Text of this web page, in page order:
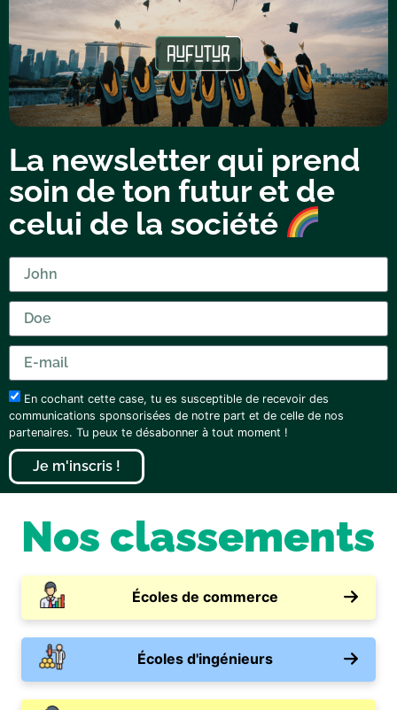
La newsletter qui prend
soin de ton futur et de
celui de la société
En cochant cette case, tu es susceptible de recevoir des
communications sponsorisées de notre part et de celle de nos
partenaires. Tu peux te désabonner à tout moment !
Je m'inscris !
Nos classements
Écoles de commerce
Écoles d'ingénieurs